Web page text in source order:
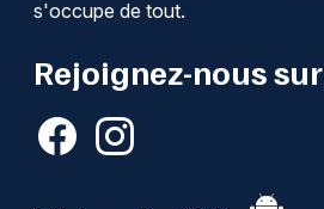
s'occupe de tout.
Rejoignez-nous sur